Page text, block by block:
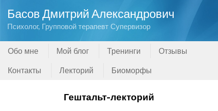
Басов Дмитрий Александрович
Психолог, Групповой терапевт Супервизор
Обо мне Мой блог Тренинги
Отзывы
Контакты
Лекторий Биоморфы
Гештальт-лекторий